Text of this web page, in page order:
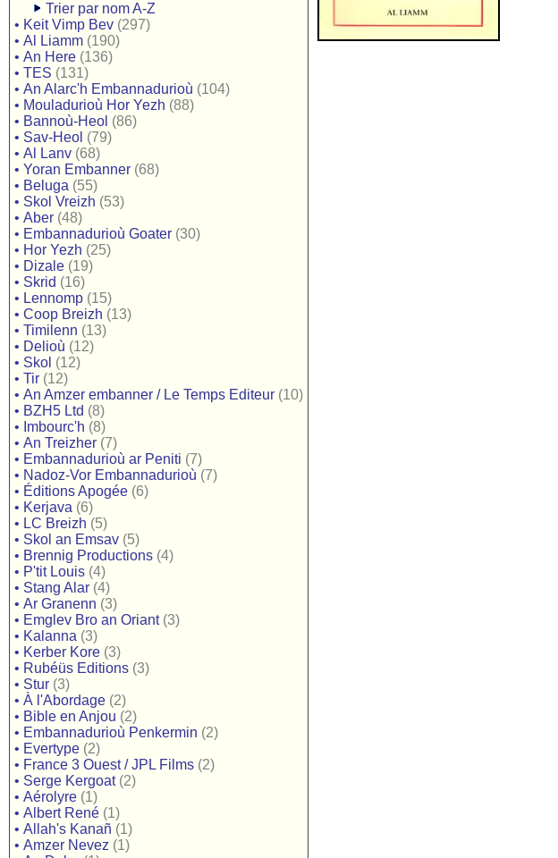
Trier par nom A-Z
• Keit Vimp Bev (297)
• Al Liamm (190)
• An Here (136)
• TES (131)
• An Alarc'h Embannadurioù (104)
• Mouladurioù Hor Yezh (88)
• Bannoù-Heol (86)
• Sav-Heol (79)
• Al Lanv (68)
• Yoran Embanner (68)
• Beluga (55)
• Skol Vreizh (53)
• Aber (48)
• Embannadurioù Goater (30)
• Hor Yezh (25)
• Dizale (19)
• Skrid (16)
• Lennomp (15)
• Coop Breizh (13)
• Timilenn (13)
• Delioù (12)
• Skol (12)
• Tir (12)
• An Amzer embanner / Le Temps Editeur (10)
• BZH5 Ltd (8)
• Imbourc'h (8)
• An Treizher (7)
• Embannadurioù ar Peniti (7)
• Nadoz-Vor Embannadurioù (7)
• Éditions Apogée (6)
• Kerjava (6)
• LC Breizh (5)
• Skol an Emsav (5)
• Brennig Productions (4)
• P'tit Louis (4)
• Stang Alar (4)
• Ar Granenn (3)
• Emglev Bro an Oriant (3)
• Kalanna (3)
• Kerber Kore (3)
• Rubéüs Editions (3)
• Stur (3)
• À l'Abordage (2)
• Bible en Anjou (2)
• Embannadurioù Penkermin (2)
• Evertype (2)
• France 3 Ouest / JPL Films (2)
• Serge Kergoat (2)
• Aérolyre (1)
• Albert René (1)
• Allah's Kanañ (1)
• Amzer Nevez (1)